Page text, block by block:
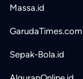
Massa.id
GarudaTimes.com
Sepak-Bola.id